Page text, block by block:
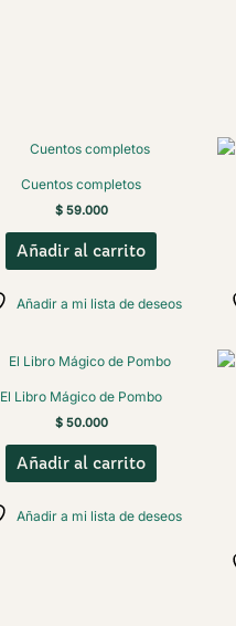
Cuentos completos
$59.000
Añadir al carrito
Añadir a mi lista de deseos
El Libro Mágico de Pombo
$50.000
Añadir al carrito
Añadir a mi lista de deseos